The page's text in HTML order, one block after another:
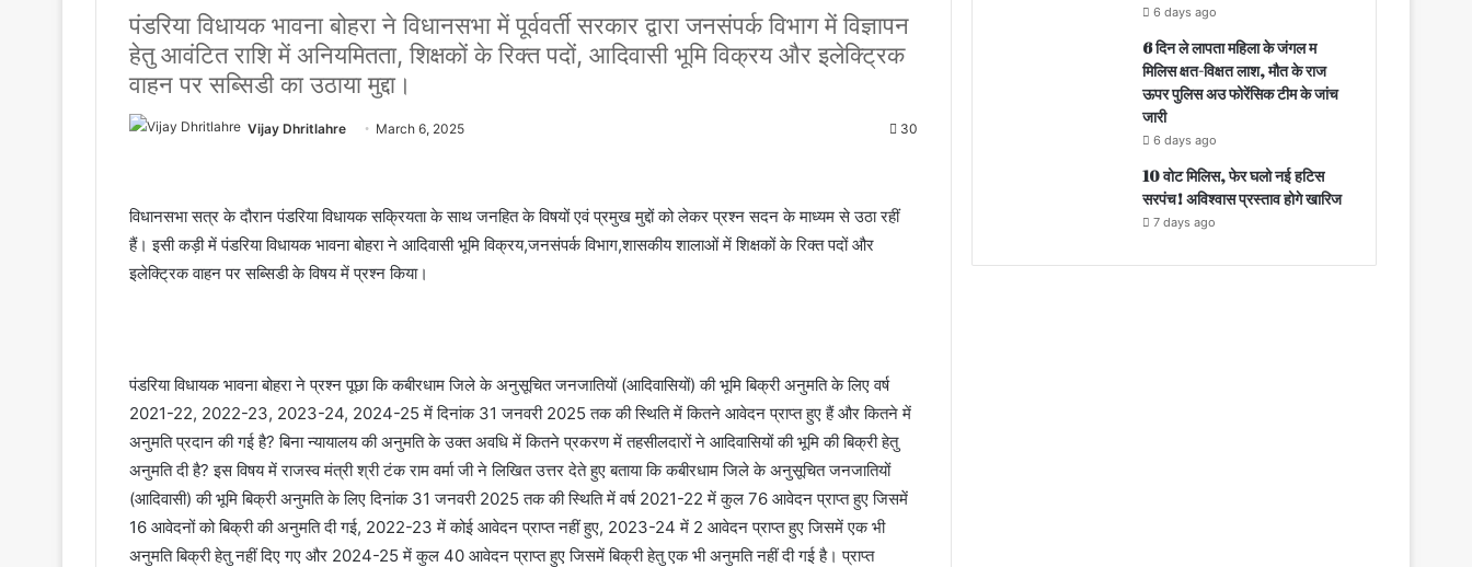
पंडरिया विधायक भावना बोहरा ने विधानसभा में पूर्ववर्ती सरकार द्वारा जनसंपर्क विभाग में विज्ञापन
हेतु आवंटित राशि में अनियमितता, शिक्षकों के रिक्त पदों, आदिवासी भूमि विक्रय और इलेक्ट्रिक
वाहन पर सब्सिडी का उठाया मुद्दा।
Vijay Dhritlahre March 6, 2025 30
विधानसभा सत्र के दौरान पंडरिया विधायक सक्रियता के साथ जनहित के विषयों एवं प्रमुख मुद्दों को लेकर प्रश्न सदन के माध्यम से उठा रहीं
हैं। इसी कड़ी में पंडरिया विधायक भावना बोहरा ने आदिवासी भूमि विक्रय,जनसंपर्क विभाग,शासकीय शालाओं में शिक्षकों के रिक्त पदों और
इलेक्ट्रिक वाहन पर सब्सिडी के विषय में प्रश्न किया।
पंडरिया विधायक भावना बोहरा ने प्रश्न पूछा कि कबीरधाम जिले के अनुसूचित जनजातियों (आदिवासियों) की भूमि बिक्री अनुमति के लिए वर्ष
2021-22, 2022-23, 2023-24, 2024-25 में दिनांक 31 जनवरी 2025 तक की स्थिति में कितने आवेदन प्राप्त हुए हैं और कितने में
अनुमति प्रदान की गई है? बिना न्यायालय की अनुमति के उक्त अवधि में कितने प्रकरण में तहसीलदारों ने आदिवासियों की भूमि की बिक्री हेतु
अनुमति दी है? इस विषय में राजस्व मंत्री श्री टंक राम वर्मा जी ने लिखित उत्तर देते हुए बताया कि कबीरधाम जिले के अनुसूचित जनजातियों
(आदिवासी) की भूमि बिक्री अनुमति के लिए दिनांक 31 जनवरी 2025 तक की स्थिति में वर्ष 2021-22 में कुल 76 आवेदन प्राप्त हुए जिसमें
16 आवेदनों को बिक्री की अनुमति दी गई, 2022-23 में कोई आवेदन प्राप्त नहीं हुए, 2023-24 में 2 आवेदन प्राप्त हुए जिसमें एक भी
अनुमति बिक्री हेतु नहीं दिए गए और 2024-25 में कुल 40 आवेदन प्राप्त हुए जिसमें बिक्री हेतु एक भी अनुमति नहीं दी गई है। प्राप्त
6 days ago
6 दिन ले लापता महिला के जंगल म
मिलिस क्षत-विक्षत लाश, मौत के राज
ऊपर पुलिस अउ फोरेंसिक टीम के जांच
जारी
6 days ago
10 वोट मिलिस, फेर घलो नई हटिस
सरपंच! अविश्वास प्रस्ताव होगे खारिज
7 days ago